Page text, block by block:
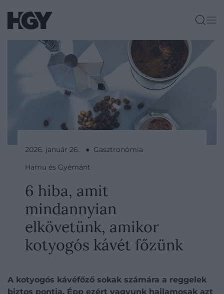
2026. január 26. ● Gasztronómia
Hamu és Gyémánt
6 hiba, amit
mindannyian
elkövetünk, amikor
kotyogós kávét főzünk
A kotyogós kávéfőző sokak számára a reggelek
biztos pontja. Épp ezért vagyunk hajlamosak azt